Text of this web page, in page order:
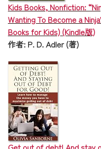
Kids Books, Nonfiction:
Wanting To Become a
Books for Kids) (Kindle版)
作者: P. D. Adler (著)